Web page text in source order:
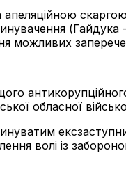
апеляційною
можливих
обласної
волі із